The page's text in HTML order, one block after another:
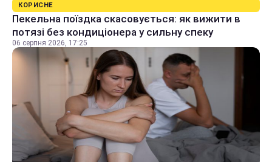
КОРИСНЕ
Пекельна поїздка скасовується: як вижити в
потязі без кондиціонера у сильну спеку
06 серпня 2026, 17:25